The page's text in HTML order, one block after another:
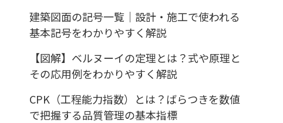
建築図面の記号一覧｜設計・施工で使われる
基本記号をわかりやすく解説
【図解】ベルヌーイの定理とは？式や原理と
その応用例をわかりやすく解説
CPK（工程能力指数）とは？ばらつきを数値
で把握する品質管理の基本指標